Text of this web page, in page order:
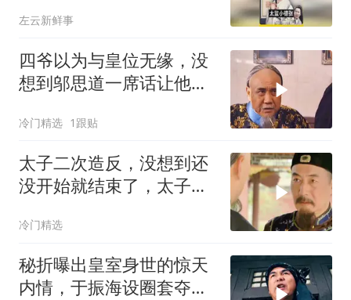
左云新鲜事
四爷以为与皇位无缘，没
想到邬思道一席话让他醍
冷门精选 1跟贴
太子二次造反，没想到还
没开始就结束了，太子彻
冷门精选
秘折曝出皇室身世的惊天
内情，于振海设圈套夺权